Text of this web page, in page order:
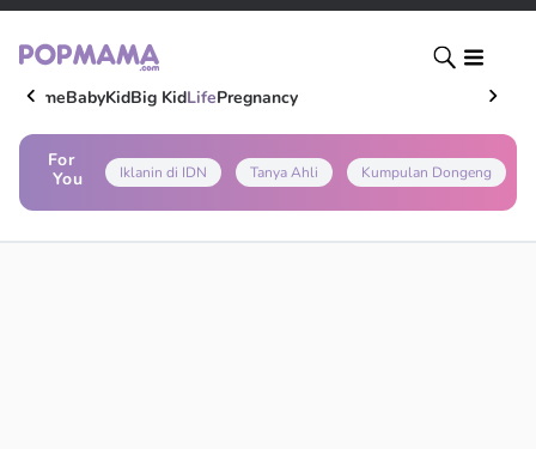
HomeBabyKidBig KidLifePregnancy
For
You
Iklanin di IDN Tanya Ahli Kumpulan Dongeng